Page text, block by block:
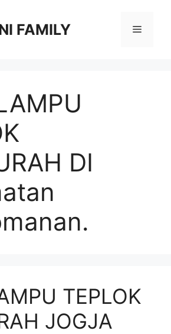
FAMILY Menu
DI
TEPLOK
JOGJA